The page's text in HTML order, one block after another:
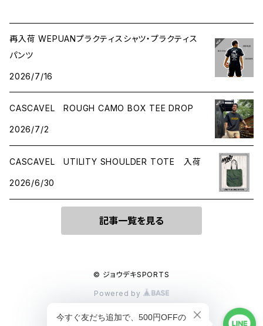
再入荷 WEPUANプラクティスシャツ・プラクティス
パンツ
2026/7/16
CASCAVEL ROUGH CAMO BOX TEE DROP
2026/7/2
CASCAVEL UTILITY SHOULDER TOTE 入荷
2026/6/30
記事一覧を見る
© ジョウデキSPORTS
Powered by